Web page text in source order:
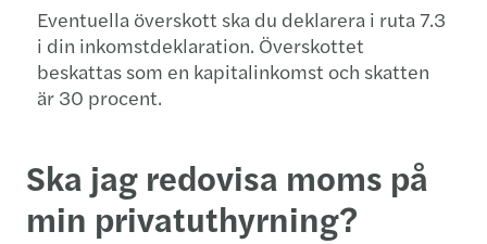
Eventuella överskott ska du deklarera i ruta 7.3
i din inkomstdeklaration. Överskottet
beskattas som en kapitalinkomst och skatten
är 30 procent.
Ska jag redovisa moms på
min privatuthyrning?